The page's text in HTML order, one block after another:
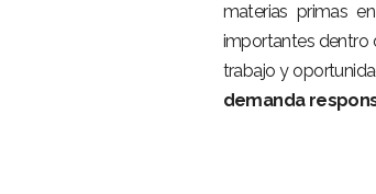
materias primas
importantes dentro
trabajo y
demanda